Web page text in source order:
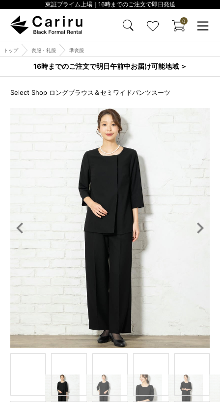
東証プライム上場｜16時までのご注文で即日発送
0
トップ 喪服・礼服 準喪服
16時までのご注文で明日午前中お届け可能地域 ＞
Select Shop ロングブラウス＆セミワイドパンツスーツ
Item